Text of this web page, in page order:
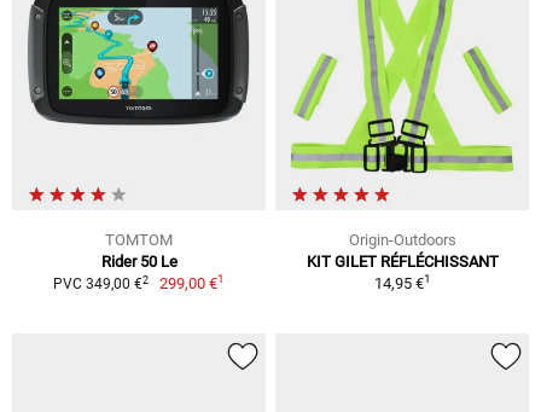
TOMTOM
Rider 50 Le
PVC 349,00 €2 299,00 €1
Origin-Outdoors
KIT GILET RÉFLÉCHISSANT
14,95 €1